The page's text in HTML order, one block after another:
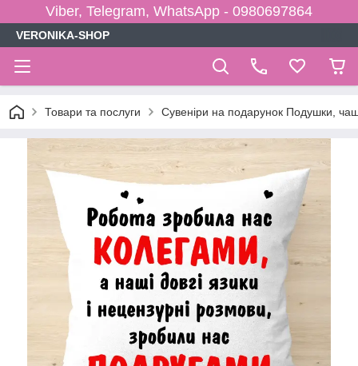
Viber, Telegram, WhatsApp - 0980697864
VERONIKA-SHOP
Товари та послуги Сувеніри на подарунок Подушки,